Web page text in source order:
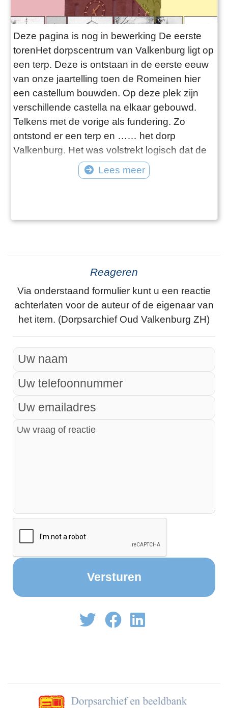
Deze pagina is nog in bewerking De eerste
torenHet dorpscentrum van Valkenburg ligt op
een terp. Deze is ontstaan in de eerste eeuw
van onze jaartelling toen de Romeinen hier
een castellum bouwden. Op deze plek zijn
verschillende castella na elkaar gebouwd.
Telkens met de vorige als fundering. Zo
ontstond er een terp en …… het dorp
Valkenburg. Het was volstrekt logisch dat de
eerste kerk op deze terp werd gebouwd.Al in
832 bezat het dorp een kapel, die behoorde
vervangen door een kerkgebouw, wan
Lees meer
Reageren
Via onderstaand formulier kunt u een reactie
achterlaten voor de auteur of de eigenaar van
het item. (Dorpsarchief Oud Valkenburg ZH)